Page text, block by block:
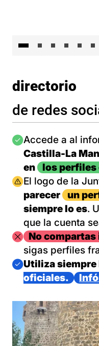
directorio
de redes
Imagen
Accede a al
Castilla-La
en
los
Imagen
El logo de la
parecer
un
siempre lo es.
que la cuenta
Imagen
No
sigas perfiles
Imagen
Utiliza siempre
oficiales.